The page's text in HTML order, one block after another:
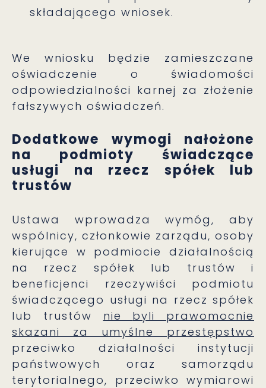
składającego wniosek.
We wniosku będzie zamieszczane
oświadczenie o świadomości
odpowiedzialności karnej za złożenie
fałszywych oświadczeń.
Dodatkowe wymogi nałożone
na podmioty świadczące
usługi na rzecz spółek lub
trustów
Ustawa wprowadza wymóg, aby
wspólnicy, członkowie zarządu, osoby
kierujące w podmiocie działalnością
na rzecz spółek lub trustów i
beneficjenci rzeczywiści podmiotu
świadczącego usługi na rzecz spółek
lub trustów nie byli prawomocnie
skazani za umyślne przestępstwo
przeciwko działalności instytucji
państwowych oraz samorządu
terytorialnego, przeciwko wymiarowi